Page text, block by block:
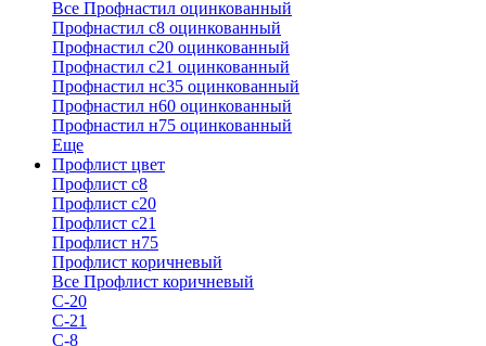
Все Профнастил оцинкованный
Профнастил с8 оцинкованный
Профнастил с20 оцинкованный
Профнастил с21 оцинкованный
Профнастил нс35 оцинкованный
Профнастил н60 оцинкованный
Профнастил н75 оцинкованный
Еще
Профлист цвет
Профлист с8
Профлист с20
Профлист с21
Профлист н75
Профлист коричневый
Все Профлист коричневый
С-20
С-21
С-8